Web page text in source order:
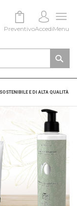
PreventivoAccediMenu
E DI ALTA QUALITÀ